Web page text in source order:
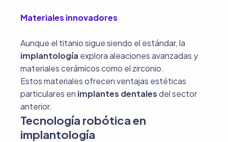
Materiales innovadores
Aunque el titanio sigue siendo el estándar, la
implantología explora aleaciones avanzadas y
materiales cerámicos como el zirconio.
Estos materiales ofrecen ventajas estéticas
particulares en implantes dentalesdel sector
anterior.
Tecnología robótica en
implantología